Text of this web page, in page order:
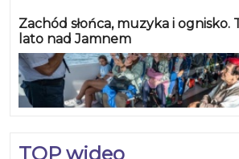
Zachód słońca, muzyka i ognisko.
lato nad Jamnem
TOP wideo